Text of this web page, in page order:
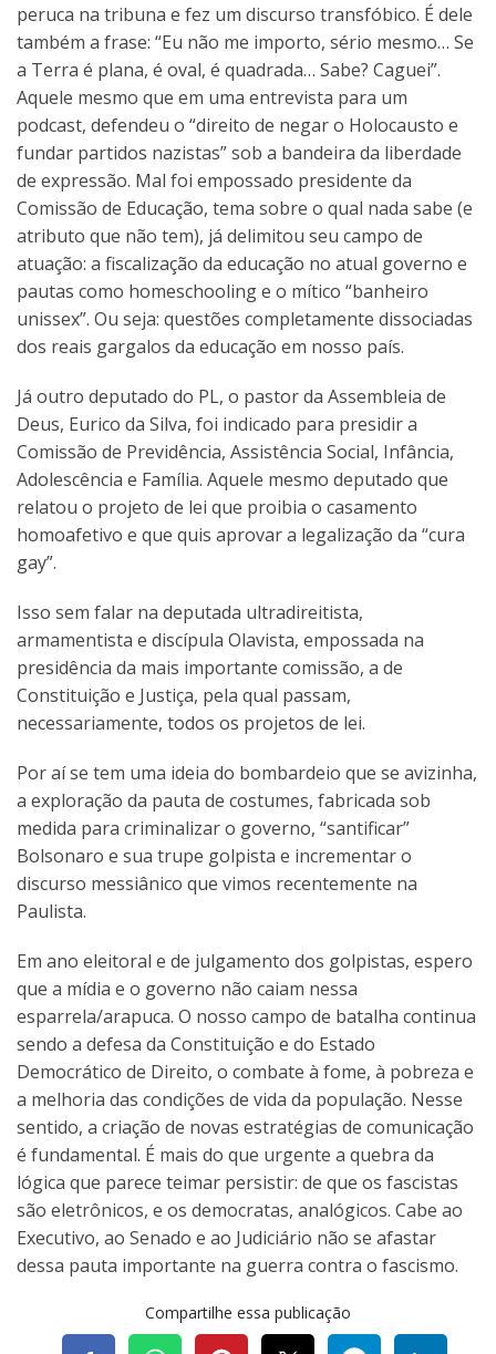
peruca na tribuna e fez um discurso transfóbico. É dele
também a frase: “Eu não me importo, sério mesmo… Se
a Terra é plana, é oval, é quadrada… Sabe? Caguei”.
Aquele mesmo que em uma entrevista para um
podcast, defendeu o “direito de negar o Holocausto e
fundar partidos nazistas” sob a bandeira da liberdade
de expressão. Mal foi empossado presidente da
Comissão de Educação, tema sobre o qual nada sabe (e
atributo que não tem), já delimitou seu campo de
atuação: a fiscalização da educação no atual governo e
pautas como homeschooling e o mítico “banheiro
unissex”. Ou seja: questões completamente dissociadas
dos reais gargalos da educação em nosso país.
Já outro deputado do PL, o pastor da Assembleia de
Deus, Eurico da Silva, foi indicado para presidir a
Comissão de Previdência, Assistência Social, Infância,
Adolescência e Família. Aquele mesmo deputado que
relatou o projeto de lei que proibia o casamento
homoafetivo e que quis aprovar a legalização da “cura
gay”.
Isso sem falar na deputada ultradireitista,
armamentista e discípula Olavista, empossada na
presidência da mais importante comissão, a de
Constituição e Justiça, pela qual passam,
necessariamente, todos os projetos de lei.
Por aí se tem uma ideia do bombardeio que se avizinha,
a exploração da pauta de costumes, fabricada sob
medida para criminalizar o governo, “santificar”
Bolsonaro e sua trupe golpista e incrementar o
discurso messiânico que vimos recentemente na
Paulista.
Em ano eleitoral e de julgamento dos golpistas, espero
que a mídia e o governo não caiam nessa
esparrela/arapuca. O nosso campo de batalha continua
sendo a defesa da Constituição e do Estado
Democrático de Direito, o combate à fome, à pobreza e
a melhoria das condições de vida da população. Nesse
sentido, a criação de novas estratégias de comunicação
é fundamental. É mais do que urgente a quebra da
lógica que parece teimar persistir: de que os fascistas
são eletrônicos, e os democratas, analógicos. Cabe ao
Executivo, ao Senado e ao Judiciário não se afastar
dessa pauta importante na guerra contra o fascismo.
Compartilhe essa publicação